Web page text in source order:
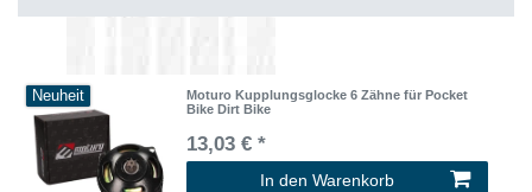
Neuheit
Moturo Kupplungsglocke 6 Zähne für Pocket
Bike Dirt Bike
13,03 € *
In den Warenkorb